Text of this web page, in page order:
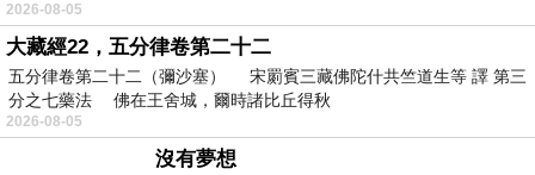
2026-08-05
大藏經22，五分律卷第二十二
五分律卷第二十二（彌沙塞） 宋罽賓三藏佛陀什共竺道生等 譯 第三
分之七藥法 佛在王舍城，爾時諸比丘得秋
2026-08-05
沒有夢想